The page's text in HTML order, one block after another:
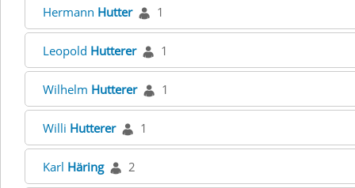
Hermann Hutter 1
Leopold Hutterer 1
Wilhelm Hutterer 1
Willi Hutterer 1
Karl Häring 2